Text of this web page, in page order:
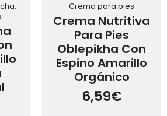
Crema para pies
Crema Nutritiva
Para Pies
Oblepikha Con
Espino Amarillo
Orgánico
6,59€